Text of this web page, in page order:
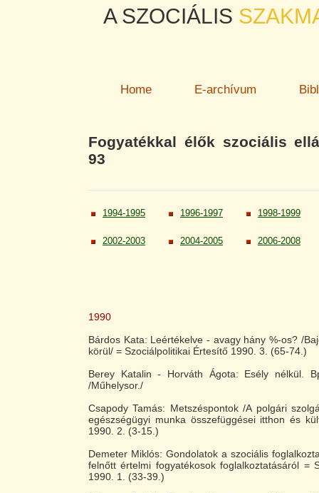
A SZOCIÁLIS
Home E-archívum
Fogyatékkal élők szociális
93
1994-1995 1996-1997 1998-1999
2002-2003 2004-2005 2006-2008
1990
Bárdos Kata: Leértékelve - avagy hány %-os? /
körül/ = Szociálpolitikai Értesítő 1990. 3. (65-74.)
Berey Katalin - Horváth Ágota: Esély nélkül.
/Műhelysor./
Csapody Tamás: Metszéspontok /A polgári
egészségügyi munka összefüggései itthon és
1990. 2. (3-15.)
Demeter Miklós: Gondolatok a szociális
felnőtt értelmi fogyatékosok foglalkoztatásáról =
1990. 1. (33-39.)